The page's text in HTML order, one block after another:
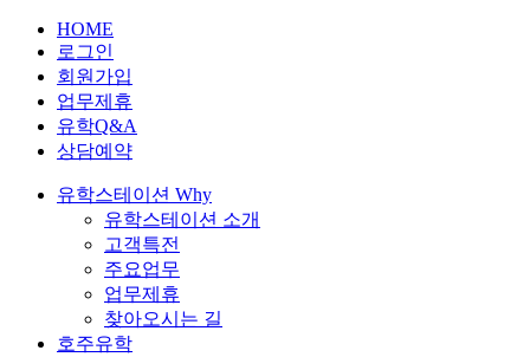
HOME
로그인
회원가입
업무제휴
유학Q&A
상담예약
유학스테이션 Why
유학스테이션 소개
고객특전
주요업무
업무제휴
찾아오시는 길
호주유학